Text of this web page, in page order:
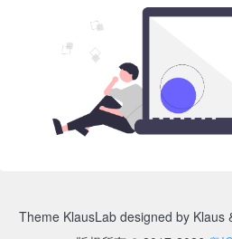
Theme KlausLab designed by Klaus